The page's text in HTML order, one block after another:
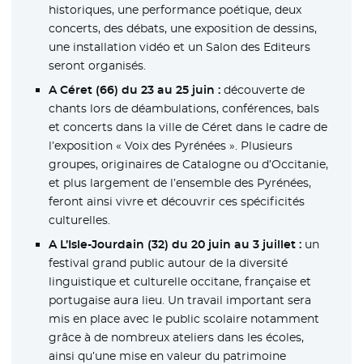
historiques, une performance poétique, deux
concerts, des débats, une exposition de dessins,
une installation vidéo et un Salon des Editeurs
seront organisés.
A Céret (66) du 23 au 25 juin : découverte de
chants lors de déambulations, conférences, bals
et concerts dans la ville de Céret dans le cadre de
l’exposition « Voix des Pyrénées ». Plusieurs
groupes, originaires de Catalogne ou d’Occitanie,
et plus largement de l’ensemble des Pyrénées,
feront ainsi vivre et découvrir ces spécificités
culturelles.
A L’Isle-Jourdain (32) du 20 juin au 3 juillet :un
festival grand public autour de la diversité
linguistique et culturelle occitane, française et
portugaise aura lieu. Un travail important sera
mis en place avec le public scolaire notamment
grâce à de nombreux ateliers dans les écoles,
ainsi qu’une mise en valeur du patrimoine